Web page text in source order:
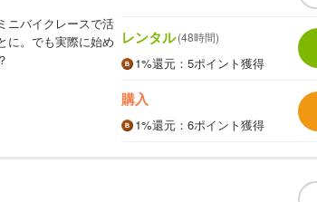
ニバイクレースで活
に。でも実際に始め レンタル(48時間)
1%還元 ：5ポイント獲得
購入
1%還元 ：6ポイント獲得